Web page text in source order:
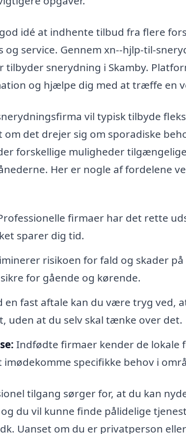
idé at indhente tilbud fra flere
og service. Gennem xn--hjlp-til-
tilbyder snerydning i Skamby.
og hjælpe dig med at træffe en
vil typisk tilbyde
om det drejer sig om sporadiske
forskellige muligheder
Her er nogle af fordelene
firmaer har det rette
sparer dig tid.
risikoen for fald og skader
for gående og kørende.
en fast aftale kan du være tryg ved,
uden at du selv skal tænke over det.
Indfødte firmaer kender de lokale
specifikke behov i
tilgang sørger for, at du kan
du vil kunne finde pålidelige
Uanset om du er privatperson